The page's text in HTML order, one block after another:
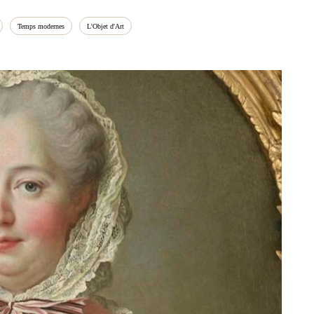
Temps modernes L'Objet d'Art